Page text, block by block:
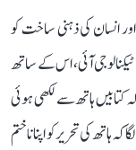
انسان کی ذہنی ساخت کو
آئی، اس کے ساتھ
کتابیں ہاتھ سے لکھی ہوئی
ہاتھ کی تحریر کو اپنانا ختم